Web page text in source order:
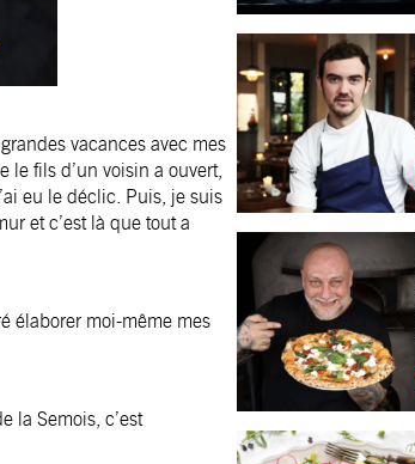
vacances avec mes
le fils d’un voisin a ouvert,
eu le déclic. Puis, je suis
et c’est là que tout a
élaborer moi-même mes
la Semois, c’est